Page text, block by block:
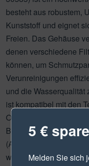
besteht aus robustem,
Kunststoff und eignet
Freien. Das Gehäuse
denen verschiedene
können, um
Verunreinigungen
und die
ist kompatibel mit den
Oase und lässt sich
Bestellen Sie das
(Artikelnummer 30585)
wieder funktionsfähig
5 €
Melden Sie sich